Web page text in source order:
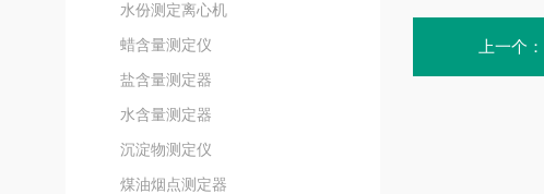
水份测定离心机
蜡含量测定仪
盐含量测定器
水含量测定器
沉淀物测定仪
煤油烟点测定器
上一个：